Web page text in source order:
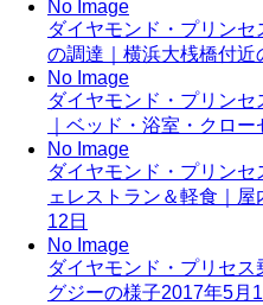
No Image
ダイヤモンド・プリン
の調達｜横浜大桟橋付近
No Image
ダイヤモンド・プリン
｜ベッド・浴室・クロ
No Image
ダイヤモンド・プリン
ェレストラン＆軽食｜
12日
No Image
ダイヤモンド・プリセ
グジーの様子2017年5月